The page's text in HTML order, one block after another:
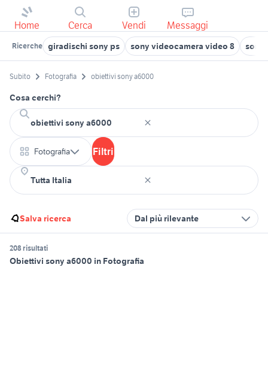
Home Cerca Vendi Messaggi
Ricerche giradischi sony ps sony videocamera video 8 sony
Subito Fotografia obiettivi sony a6000
Cosa cerchi?
Fotografia Filtri
Salva ricerca Dal più rilevante
208 risultati
Obiettivi sony a6000 in Fotografia